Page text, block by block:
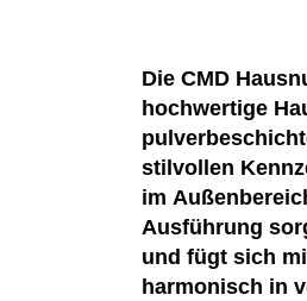
Die CMD
hochwertige
stilvollen
im
Ausführung
und fügt sich
harmonisch in